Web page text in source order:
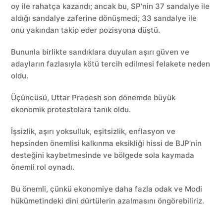
oy ile rahatça kazandı; ancak bu, SP’nin 37 sandalye ile
aldığı sandalye zaferine dönüşmedi; 33 sandalye ile
onu yakından takip eder pozisyona düştü.
Bununla birlikte sandıklara duyulan aşırı güven ve
adayların fazlasıyla kötü tercih edilmesi felakete neden
oldu.
Üçüncüsü, Uttar Pradesh son dönemde büyük
ekonomik protestolara tanık oldu.
İşsizlik, aşırı yoksulluk, eşitsizlik, enflasyon ve
hepsinden önemlisi kalkınma eksikliği hissi de BJP’nin
desteğini kaybetmesinde ve bölgede sola kaymada
önemli rol oynadı.
Bu önemli, çünkü ekonomiye daha fazla odak ve Modi
hükümetindeki dini dürtülerin azalmasını öngörebiliriz.